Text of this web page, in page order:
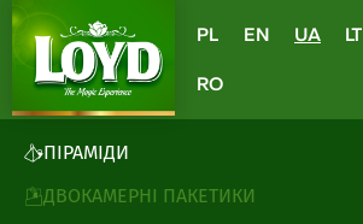
PL EN UA LT
RO
ПІРАМІДИ
ДВОКАМЕРНІ ПАКЕТИКИ